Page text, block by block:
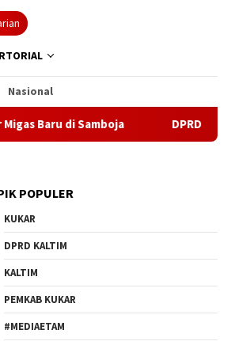
Nasional
di Samboja DPRD Samarinda Sebut
POPULER
KUKAR
DPRD KALTIM
KALTIM
PEMKAB KUKAR
#MEDIAETAM